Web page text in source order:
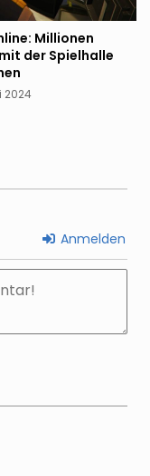
Millionen
der Spielhalle
2024
Anmelden